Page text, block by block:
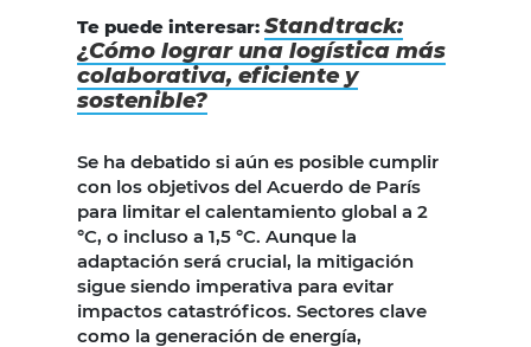
Te puede interesar: Standtrack:
¿Cómo lograr una logística más
colaborativa, eficiente y
sostenible?
Se ha debatido si aún es posible cumplir
con los objetivos del Acuerdo de París
para limitar el calentamiento global a 2
°C, o incluso a 1,5 °C. Aunque la
adaptación será crucial, la mitigación
sigue siendo imperativa para evitar
impactos catastróficos. Sectores clave
como la generación de energía,